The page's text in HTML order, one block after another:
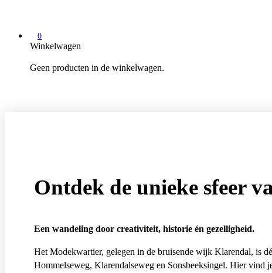
0
Winkelwagen
Geen producten in de winkelwagen.
Ontdek de unieke sfeer
Een wandeling door creativiteit, historie én gezelligheid.
Het Modekwartier, gelegen in de bruisende wijk Klarendal, is
Hommelseweg, Klarendalseweg en Sonsbeeksingel. Hier vind